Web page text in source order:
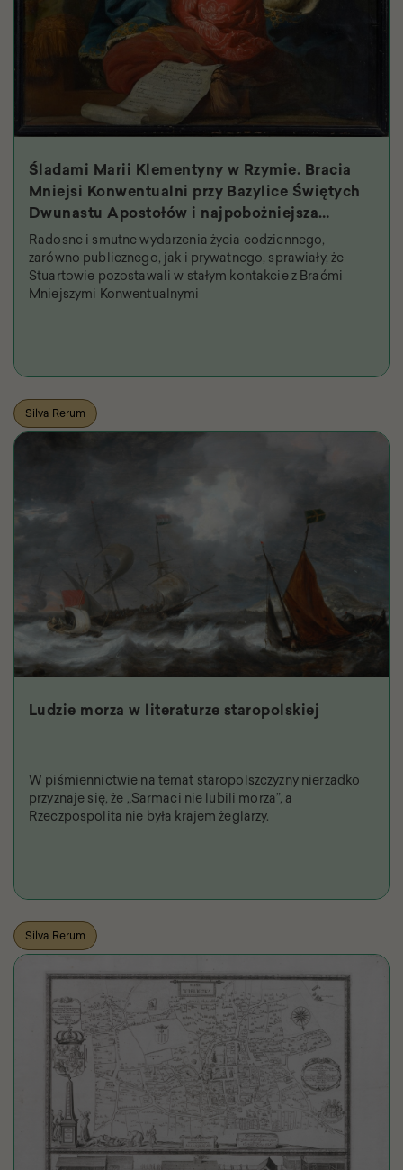
Śladami Marii Klementyny w Rzymie. Bracia
Mniejsi Konwentualni przy Bazylice Świętych
Dwunastu Apostołów i najpobożniejsza
królowa
Radosne i smutne wydarzenia życia codziennego,
zarówno publicznego, jak i prywatnego, sprawiały, że
Stuartowie pozostawali w stałym kontakcie z Braćmi
Mniejszymi Konwentualnymi
Silva Rerum
Ludzie morza w literaturze staropolskiej
W piśmiennictwie na temat staropolszczyzny nierzadko
przyznaje się, że „Sarmaci nie lubili morza”, a
Rzeczpospolita nie była krajem żeglarzy.
Silva Rerum